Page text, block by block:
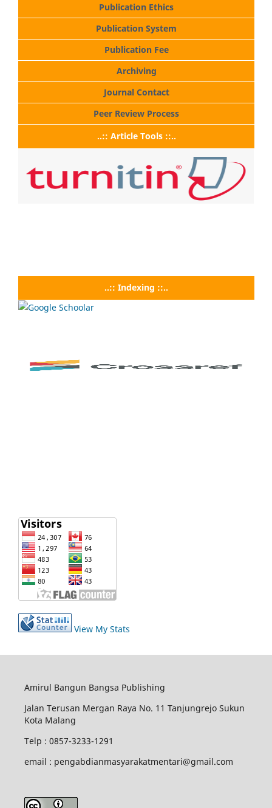
Publication Ethics
Publication System
Publication Fee
Archiving
Journal Contact
Peer Review Process
..:: Article Tools ::..
..:: Indexing ::..
View My Stats
Amirul Bangun Bangsa Publishing
Jalan Terusan Mergan Raya No. 11 Tanjungrejo Sukun
Kota Malang
Telp : 0857-3233-1291
email : pengabdianmasyarakatmentari@gmail.com